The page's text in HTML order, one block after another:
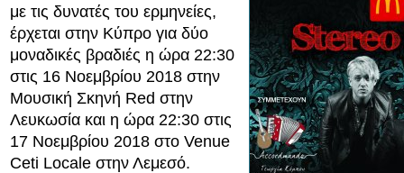
με τις δυνατές του ερμηνείες,
έρχεται στην Κύπρο για δύο
μοναδικές βραδιές η ώρα 22:30
στις 16 Νοεμβρίου 2018 στην
Μουσική Σκηνή Red στην
Λευκωσία και η ώρα 22:30 στις
17 Νοεμβρίου 2018 στο Venue
Ceti Locale στην Λεμεσό.